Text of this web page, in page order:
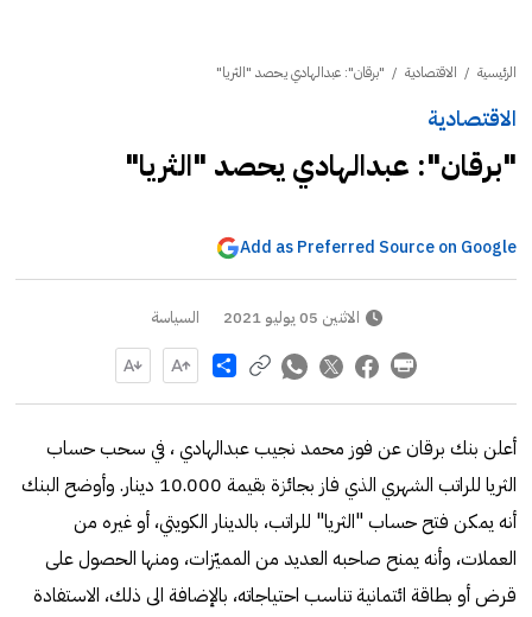
الرئيسية / الاقتصادية / "برقان": عبدالهادي يحصد "الثريا"
الاقتصادية
"برقان": عبدالهادي يحصد "الثريا"
Add as Preferred Source on Google
الاثنين 05 يوليو 2021 السياسة
Share
أعلن بنك برقان عن فوز محمد نجيب عبدالهادي ، في سحب حساب
الثريا للراتب الشهري الذي فاز بجائزة بقيمة 10.000 دينار. وأوضح البنك
أنه يمكن فتح حساب "الثريا" للراتب، بالدينار الكويتي، أو غيره من
العملات، وأنه يمنح صاحبه العديد من المميّزات، ومنها الحصول على
قرض أو بطاقة ائتمانية تناسب احتياجاته، بالإضافة الى ذلك، الاستفادة